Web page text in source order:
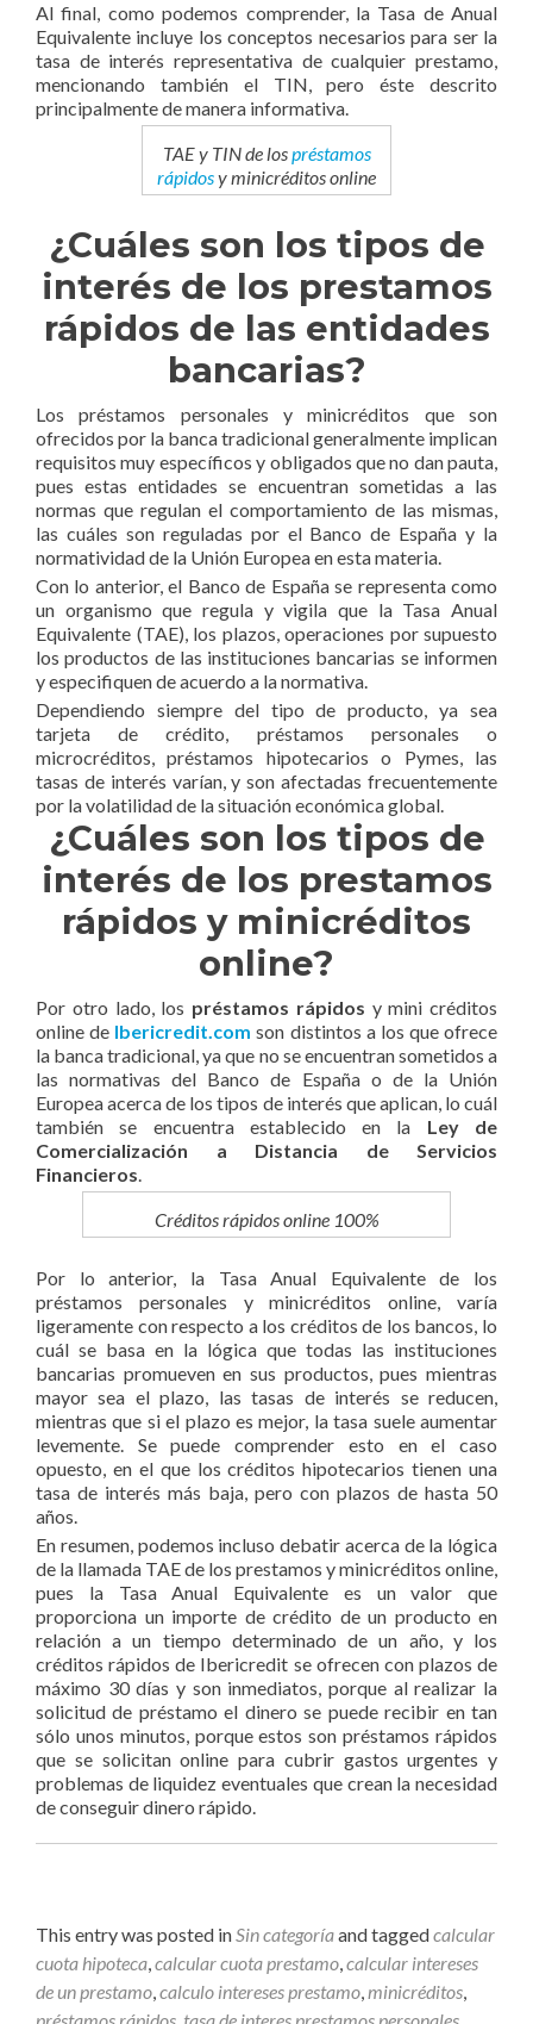
Al final, como podemos comprender, la Tasa de Anual
Equivalente incluye los conceptos necesarios para ser la
tasa de interés representativa de cualquier prestamo,
mencionando también el TIN, pero éste descrito
principalmente de manera informativa.
TAE y TIN de lospréstamos
rápidosy minicréditos online
¿Cuáles son los tipos de
interés de los prestamos
rápidos de las entidades
bancarias?
Los préstamos personales y minicréditos que son
ofrecidos por la banca tradicional generalmente implican
requisitos muy específicos y obligados que no dan pauta,
pues estas entidades se encuentran sometidas a las
normas que regulan el comportamiento de las mismas,
las cuáles son reguladas por el Banco de España y la
normatividad de la Unión Europea en esta materia.
Con lo anterior, el Banco de España se representa como
un organismo que regula y vigila que la Tasa Anual
Equivalente (TAE), los plazos, operaciones por supuesto
los productos de las instituciones bancarias se informen
y especifiquen de acuerdo a la normativa.
Dependiendo siempre del tipo de producto, ya sea
tarjeta de crédito, préstamos personales o
microcréditos, préstamos hipotecarios o Pymes, las
tasas de interés varían, y son afectadas frecuentemente
por la volatilidad de la situación económica global.
¿Cuáles son los tipos de
interés de los prestamos
rápidos y minicréditos
online?
Por otro lado, los préstamos rápidos y mini créditos
online de Ibericredit.com son distintos a los que ofrece
la banca tradicional, ya que no se encuentran sometidos a
las normativas del Banco de España o de la Unión
Europea acerca de los tipos de interés que aplican, lo cuál
también se encuentra establecido en la Ley de
Comercialización a Distancia de Servicios
Financieros.
Créditos rápidos online 100%
Por lo anterior, la Tasa Anual Equivalente de los
préstamos personales y minicréditos online, varía
ligeramente con respecto a los créditos de los bancos, lo
cuál se basa en la lógica que todas las instituciones
bancarias promueven en sus productos, pues mientras
mayor sea el plazo, las tasas de interés se reducen,
mientras que si el plazo es mejor, la tasa suele aumentar
levemente. Se puede comprender esto en el caso
opuesto, en el que los créditos hipotecarios tienen una
tasa de interés más baja, pero con plazos de hasta 50
años.
En resumen, podemos incluso debatir acerca de la lógica
de la llamada TAE de los prestamos y minicréditos online,
pues la Tasa Anual Equivalente es un valor que
proporciona un importe de crédito de un producto en
relación a un tiempo determinado de un año, y los
créditos rápidos de Ibericredit se ofrecen con plazos de
máximo 30 días y son inmediatos, porque al realizar la
solicitud de préstamo el dinero se puede recibir en tan
sólo unos minutos, porque estos son préstamos rápidos
que se solicitan online para cubrir gastos urgentes y
problemas de liquidez eventuales que crean la necesidad
de conseguir dinero rápido.
This entry was posted inSin categoríaand taggedcalcular
cuota hipoteca,calcular cuota prestamo,calcular intereses
de un prestamo,calculo intereses prestamo,minicréditos,